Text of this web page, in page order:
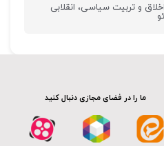
اخلاق و تربیت سیاسی، انقلابی
ما را در فضای مجازی دنبال کنید